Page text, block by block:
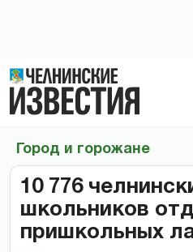
Город и горожане
10 776
школьников
пришкольных